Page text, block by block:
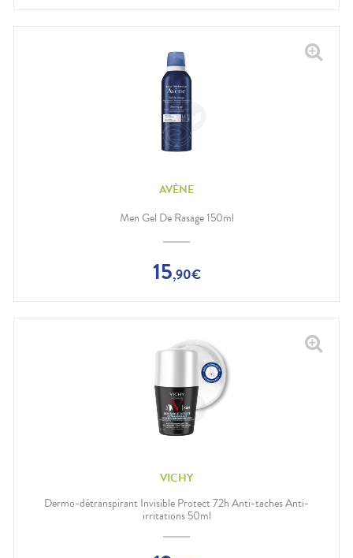
AVÈNE
Men Gel De Rasage 150ml
15,90€
VICHY
Dermo-détranspirant Invisible Protect 72h Anti-taches Anti-
irritations 50ml